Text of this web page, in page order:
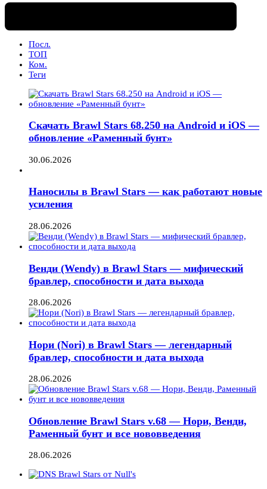
Посл.
ТОП
Ком.
Теги
Скачать Brawl Stars 68.250 на Android и iOS —
обновление «Раменный бунт»
30.06.2026
Наносилы в Brawl Stars — как работают новые
усиления
28.06.2026
Венди (Wendy) в Brawl Stars — мифический
бравлер, способности и дата выхода
28.06.2026
Нори (Nori) в Brawl Stars — легендарный
бравлер, способности и дата выхода
28.06.2026
Обновление Brawl Stars v.68 — Нори, Венди,
Раменный бунт и все нововведения
28.06.2026